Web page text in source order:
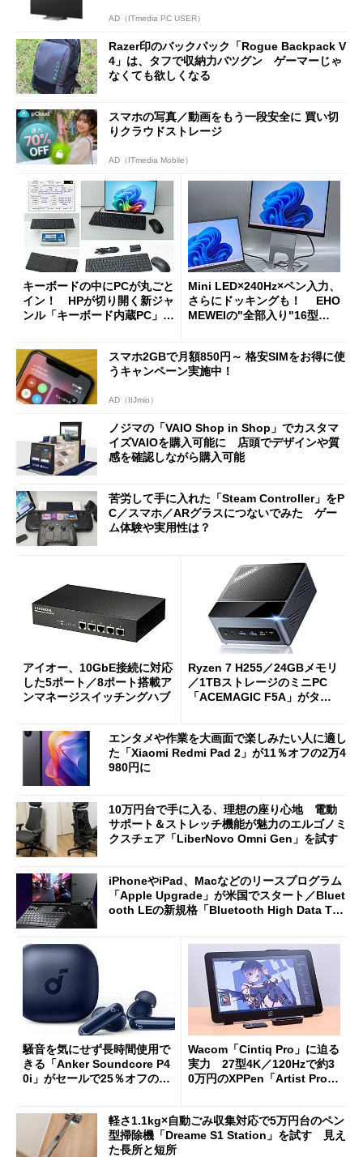
AD（ITmedia PC USER）
Razer印のバックパック「Rogue Backpack V
4」は、タフで収納力バツグン ゲーマーじゃ
なくても欲しくなる
スマホの写真／動画をもう一段安全に 買い切
りクラウドストレージ
AD（ITmedia Mobile）
キーボードの中にPCが丸ごと
イン！ HPが切り開く新ジャ
ンル「キーボード内蔵PC」の
Mini LED×240Hz×ペン入力、
さらにドッキングも！ EHO
MEWEIの"全部入り"16型モ
スマホ2GBで月額850円～ 格安SIMをお得に使
うキャンペーン実施中！
AD（IIJmio）
ノジマの「VAIO Shop in Shop」でカスタマ
イズVAIOを購入可能に 店頭でデザインや質
感を確認しながら購入可能
苦労して手に入れた「Steam Controller」をP
C／スマホ／ARグラスにつないでみた ゲー
ム体験や実用性は？
アイオー、10GbE接続に対応
した5ポート／8ポート搭載ア
ンマネージスイッチングハブ
Ryzen 7 H255／24GBメモリ
／1TBストレージのミニPC
「ACEMAGIC F5A」がタイ
エンタメや作業を大画面で楽しみたい人に適し
た「Xiaomi Redmi Pad 2」が11％オフの2万4
980円に
10万円台で手に入る、理想の座り心地 電動
サポート＆ストレッチ機能が魅力のエルゴノミ
クスチェア「LiberNovo Omni Gen」を試す
iPhoneやiPad、Macなどのリースプログラム
「Apple Upgrade」が米国でスタート／Bluet
ooth LEの新規格「Bluetooth High Data Thr
騒音を気にせず長時間使用で
きる「Anker Soundcore P4
0i」がセールで25％オフの59
Wacom「Cintiq Pro」に迫る
実力 27型4K／120Hzで約3
0万円のXPPen「Artist Pro 2
軽さ1.1kg×自動ごみ収集対応で5万円台のペン
型掃除機「Dreame S1 Station」を試す 見え
た長所と短所